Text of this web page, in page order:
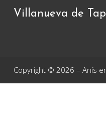
Villanueva de
Copyright © 2026 – Anís